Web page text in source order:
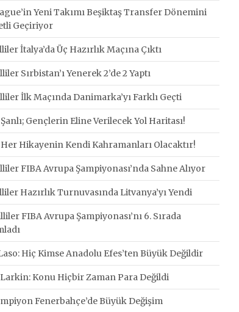
Yeni Takımı Beşiktaş Transfer Dönemini
Geçiriyor
İtalya’da Üç Hazırlık Maçına Çıktı
Sırbistan’ı Yenerek 2’de 2 Yaptı
İlk Maçında Danimarka’yı Farklı Geçti
Gençlerin Eline Verilecek Yol Haritası!
Her Hikayenin Kendi Kahramanları Olacaktır!
FIBA Avrupa Şampiyonası’nda Sahne Alıyor
Hazırlık Turnuvasında Litvanya’yı Yendi
FIBA Avrupa Şampiyonası’nı 6. Sırada
Hiç Kimse Anadolu Efes’ten Büyük Değildir
Konu Hiçbir Zaman Para Değildi
Fenerbahçe’de Büyük Değişim